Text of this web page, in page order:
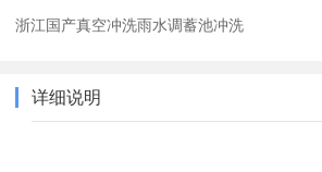
浙江国产真空冲洗雨水调蓄池冲洗
详细说明